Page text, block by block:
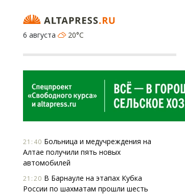
6 августа
20°C
21:40 Больница и медучреждения на
Алтае получили пять новых
автомобилей
21:20 В Барнауле на этапах Кубка
России по шахматам прошли шесть